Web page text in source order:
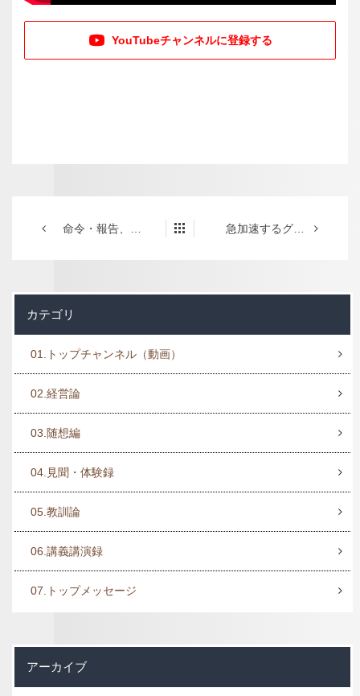
YouTubeチャンネルに登録する
命令・報告、提案・許可 急加速するグローバル化、技術革新の中での連携
カテゴリ
01.トップチャンネル（動画）
02.経営論
03.随想編
04.見聞・体験録
05.教訓論
06.講義講演録
07.トップメッセージ
アーカイブ